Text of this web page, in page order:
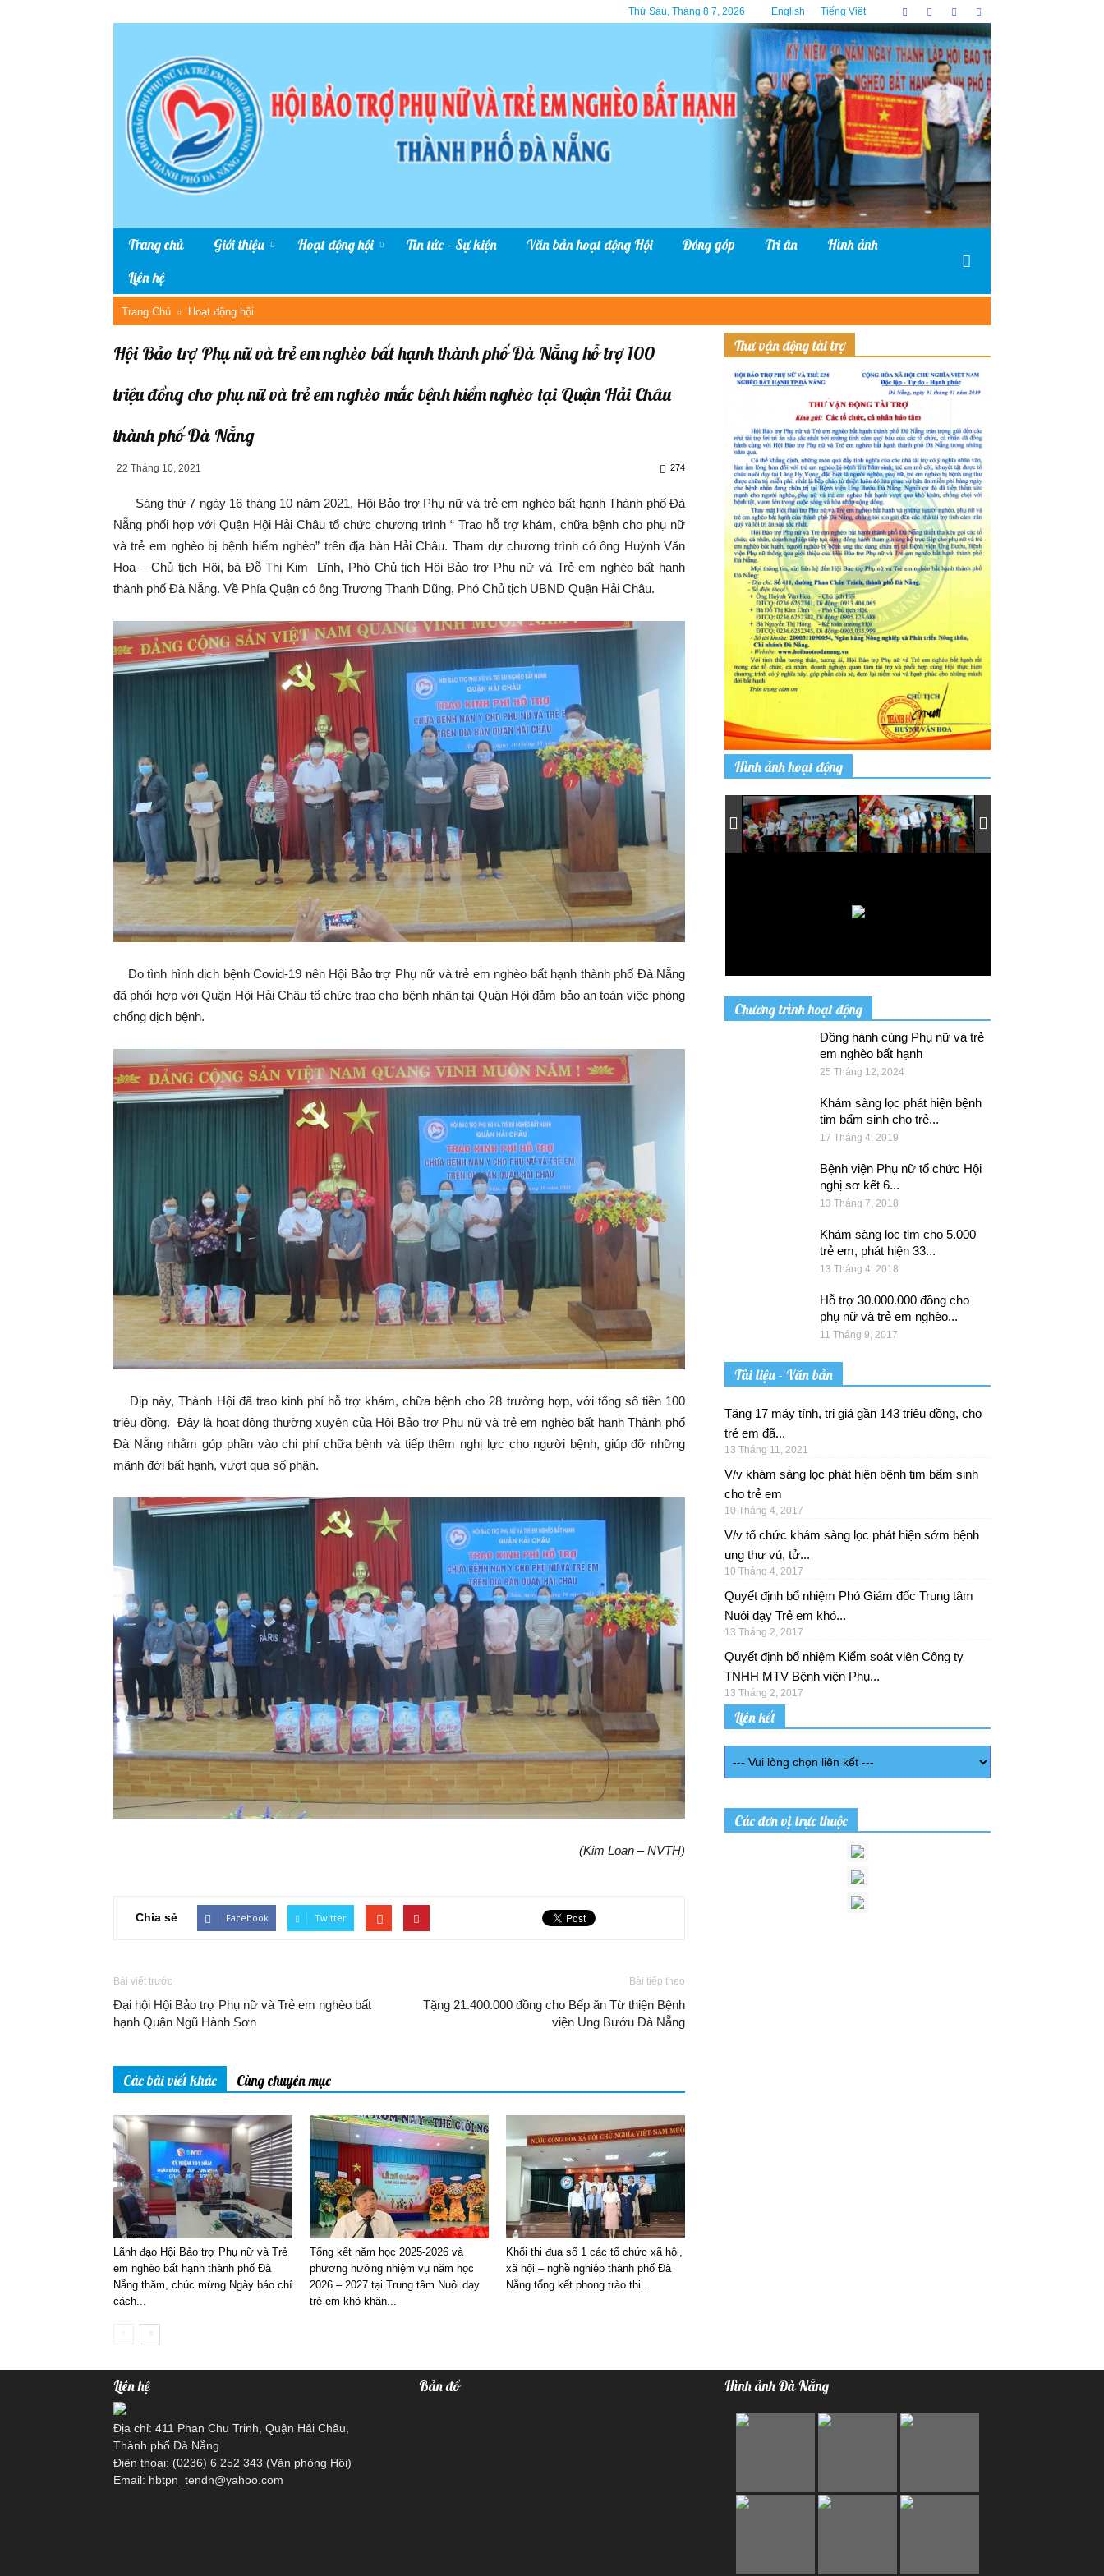
Thứ Sáu, Tháng 8 7, 2026 English Tiếng Việt
Trang chủ Giới thiệu Hoạt động hội Tin tức – Sự kiện Văn bản hoạt động Hội Đóng góp Tri ân
Hình ảnh
Liên hệ
Trang Chủ Hoạt động hội
Hội Bảo trợ Phụ nữ và trẻ em nghèo bất hạnh thành phố Đà Nẵng hỗ trợ 100
triệu đồng cho phụ nữ và trẻ em nghèo mắc bệnh hiểm nghèo tại Quận Hải Châu
thành phố Đà Nẵng
22 Tháng 10, 2021 274
Sáng thứ 7 ngày 16 tháng 10 năm 2021, Hội Bảo trợ Phụ nữ và trẻ em nghèo bất hạnh Thành phố Đà
Nẵng phối hợp với Quận Hội Hải Châu tổ chức chương trình “ Trao hỗ trợ khám, chữa bệnh cho phụ nữ
và trẻ em nghèo bị bệnh hiểm nghèo” trên địa bàn Hải Châu. Tham dự chương trình có ông Huỳnh Văn
Hoa – Chủ tịch Hội, bà Đỗ Thị Kim Lĩnh, Phó Chủ tịch Hội Bảo trợ Phụ nữ và Trẻ em nghèo bất hạnh
thành phố Đà Nẵng. Về Phía Quận có ông Trương Thanh Dũng, Phó Chủ tịch UBND Quận Hải Châu.
Do tình hình dịch bệnh Covid-19 nên Hội Bảo trợ Phụ nữ và trẻ em nghèo bất hạnh thành phố Đà Nẵng
đã phối hợp với Quận Hội Hải Châu tổ chức trao cho bệnh nhân tại Quận Hội đảm bảo an toàn việc phòng
chống dịch bệnh.
Dịp này, Thành Hội đã trao kinh phí hỗ trợ khám, chữa bệnh cho 28 trường hợp, với tổng số tiền 100
triệu đồng. Đây là hoạt động thường xuyên của Hội Bảo trợ Phụ nữ và trẻ em nghèo bất hạnh Thành phố
Đà Nẵng nhằm góp phần vào chi phí chữa bệnh và tiếp thêm nghị lực cho người bệnh, giúp đỡ những
mãnh đời bất hạnh, vượt qua số phận.
(Kim Loan – NVTH)
Chia sẻ Facebook Twitter
Bài viết trước
Đại hội Hội Bảo trợ Phụ nữ và Trẻ em nghèo bất
hạnh Quận Ngũ Hành Sơn
Bài tiếp theo
Tặng 21.400.000 đồng cho Bếp ăn Từ thiện Bệnh
viện Ung Bướu Đà Nẵng
Các bài viết khác Cùng chuyên mục
Lãnh đạo Hội Bảo trợ Phụ nữ và Trẻ
em nghèo bất hạnh thành phố Đà
Nẵng thăm, chúc mừng Ngày báo chí
cách...
Tổng kết năm học 2025-2026 và
phương hướng nhiệm vụ năm học
2026 – 2027 tại Trung tâm Nuôi dạy
trẻ em khó khăn...
Khối thi đua số 1 các tổ chức xã hội,
xã hội – nghề nghiệp thành phố Đà
Nẵng tổng kết phong trào thi...
Thư vận động tài trợ
Hình ảnh hoạt động
Chương trình hoạt động
Đồng hành cùng Phụ nữ và trẻ
em nghèo bất hạnh
25 Tháng 12, 2024
Khám sàng lọc phát hiện bệnh
tim bẩm sinh cho trẻ...
17 Tháng 4, 2019
Bệnh viện Phụ nữ tổ chức Hội
nghị sơ kết 6...
13 Tháng 7, 2018
Khám sàng lọc tim cho 5.000
trẻ em, phát hiện 33...
13 Tháng 4, 2018
Hỗ trợ 30.000.000 đồng cho
phụ nữ và trẻ em nghèo...
11 Tháng 9, 2017
Tài liệu - Văn bản
Tặng 17 máy tính, trị giá gần 143 triệu đồng, cho
trẻ em đã...
13 Tháng 11, 2021
V/v khám sàng lọc phát hiện bệnh tim bẩm sinh
cho trẻ em
10 Tháng 4, 2017
V/v tổ chức khám sàng lọc phát hiện sớm bệnh
ung thư vú, tử...
10 Tháng 4, 2017
Quyết định bổ nhiệm Phó Giám đốc Trung tâm
Nuôi dạy Trẻ em khó...
13 Tháng 2, 2017
Quyết định bổ nhiệm Kiểm soát viên Công ty
TNHH MTV Bệnh viện Phụ...
13 Tháng 2, 2017
Liên kết
Các đơn vị trực thuộc
Liên hệ
Địa chỉ: 411 Phan Chu Trinh, Quận Hải Châu,
Thành phố Đà Nẵng
Điện thoại: (0236) 6 252 343 (Văn phòng Hội)
Email: hbtpn_tendn@yahoo.com
Bản đồ Hình ảnh Đà Nẵng